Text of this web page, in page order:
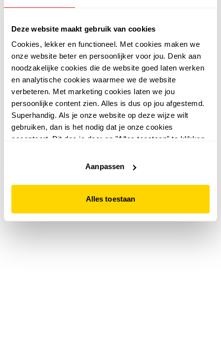
Deze website maakt gebruik van cookies
Cookies, lekker en functioneel. Met cookies maken we
onze website beter en persoonlijker voor jou. Denk aan
noodzakelijke cookies die de website goed laten werken
en analytische cookies waarmee we de website
verbeteren. Met marketing cookies laten we jou
persoonlijke content zien. Alles is dus op jou afgestemd.
Superhandig. Als je onze website op deze wijze wilt
gebruiken, dan is het nodig dat je onze cookies
accepteert. Dit doe je door op "Alles toestaan" te klikken.
website niet optimaal functioneert.
Aanpassen
Alles toestaan